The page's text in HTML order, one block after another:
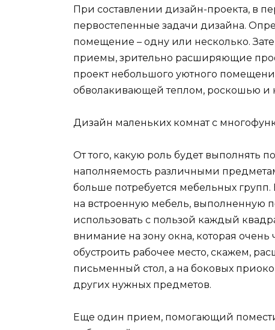
При составлении дизайн-проекта, в
первостепенные задачи дизайна.
помещение – одну или несколько.
приемы, зрительно расширяющие
проект небольшого уютного
обволакивающей теплом, роскошью и
Дизайн маленьких комнат с
От того, какую роль будет выполнять
наполняемость различными
больше потребуется мебельных
на встроенную мебель, выполненную
использовать с пользой каждый
внимание на зону окна, которая очень
обустроить рабочее место, скажем,
письменный стол, а на боковых
других нужных предметов.
Еще один прием, помогающий